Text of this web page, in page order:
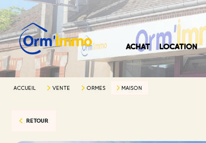
ACHAT LOCATION
ACCUEIL VENTE ORMES MAISON
RETOUR